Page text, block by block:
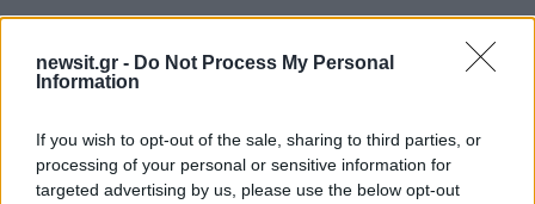
newsit.gr - Do Not Process My Personal
Information
If you wish to opt-out of the sale, sharing to third parties, or
processing of your personal or sensitive information for
targeted advertising by us, please use the below opt-out